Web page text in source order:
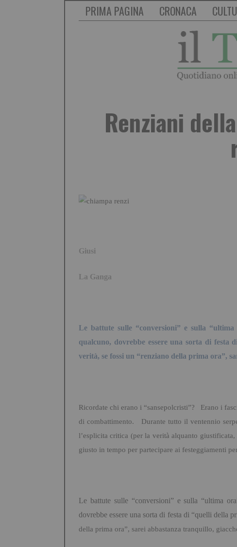
PRIMA PAGINA CRONACA
Renziani
Giusi
La Ganga
Le battute sulle “conversioni” e sulla
qualcuno, dovrebbe essere una sorta di festa
verità, se fossi un “renziano della prima ora”,
Ricordate chi erano i “sansepolcristi”? Erano i
di combattimento. Durante tutto il ventennio
l’esplicita critica (per la verità alquanto
giusto in tempo per partecipare ai festeggiamenti
Le battute sulle “conversioni” e sulla “ultima
dovrebbe essere una sorta di festa di “quelli della
della prima ora”, sarei abbastanza tranquillo,